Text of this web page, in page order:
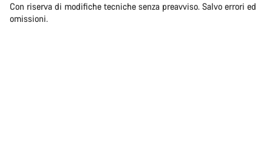
Con riserva di modifiche tecniche senza preavviso. Salvo errori ed
omissioni.